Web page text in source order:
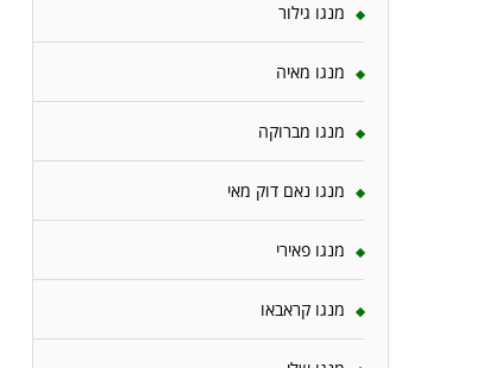
מנגו גילור
מנגו מאיה
מנגו מברוקה
מנגו נאם דוק מאי
מנגו פאירי
מנגו קראבאו